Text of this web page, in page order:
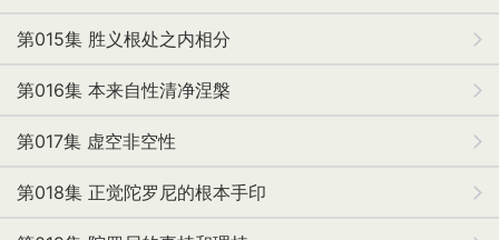
第015集 胜义根处之内相分
第016集 本来自性清净涅槃
第017集 虚空非空性
第018集 正觉陀罗尼的根本手印